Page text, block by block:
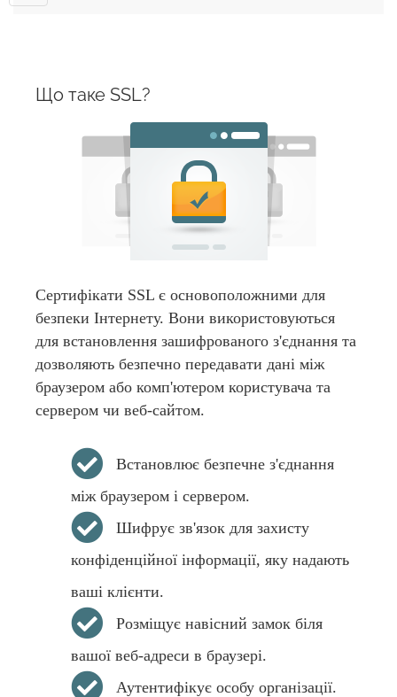
навігацію
Що таке SSL?
Сертифікати SSL є основоположними для
безпеки Інтернету. Вони використовуються
для встановлення зашифрованого з'єднання та
дозволяють безпечно передавати дані між
браузером або комп'ютером користувача та
сервером чи веб-сайтом.
Встановлює безпечне з'єднання
між браузером і сервером.
Шифрує зв'язок для захисту
конфіденційної інформації, яку надають
ваші клієнти.
Розміщує навісний замок біля
вашої веб-адреси в браузері.
Аутентифікує особу організації.